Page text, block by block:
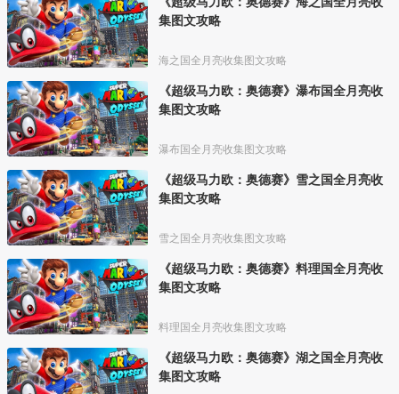
集图文攻略
海之国全月亮收集图文攻略
《超级马力欧：奥德赛》瀑布国全月亮收
集图文攻略
瀑布国全月亮收集图文攻略
《超级马力欧：奥德赛》雪之国全月亮收
集图文攻略
雪之国全月亮收集图文攻略
《超级马力欧：奥德赛》料理国全月亮收
集图文攻略
料理国全月亮收集图文攻略
《超级马力欧：奥德赛》湖之国全月亮收
集图文攻略